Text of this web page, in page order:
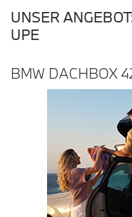
UNSER
UPE
BMW DACHBOX